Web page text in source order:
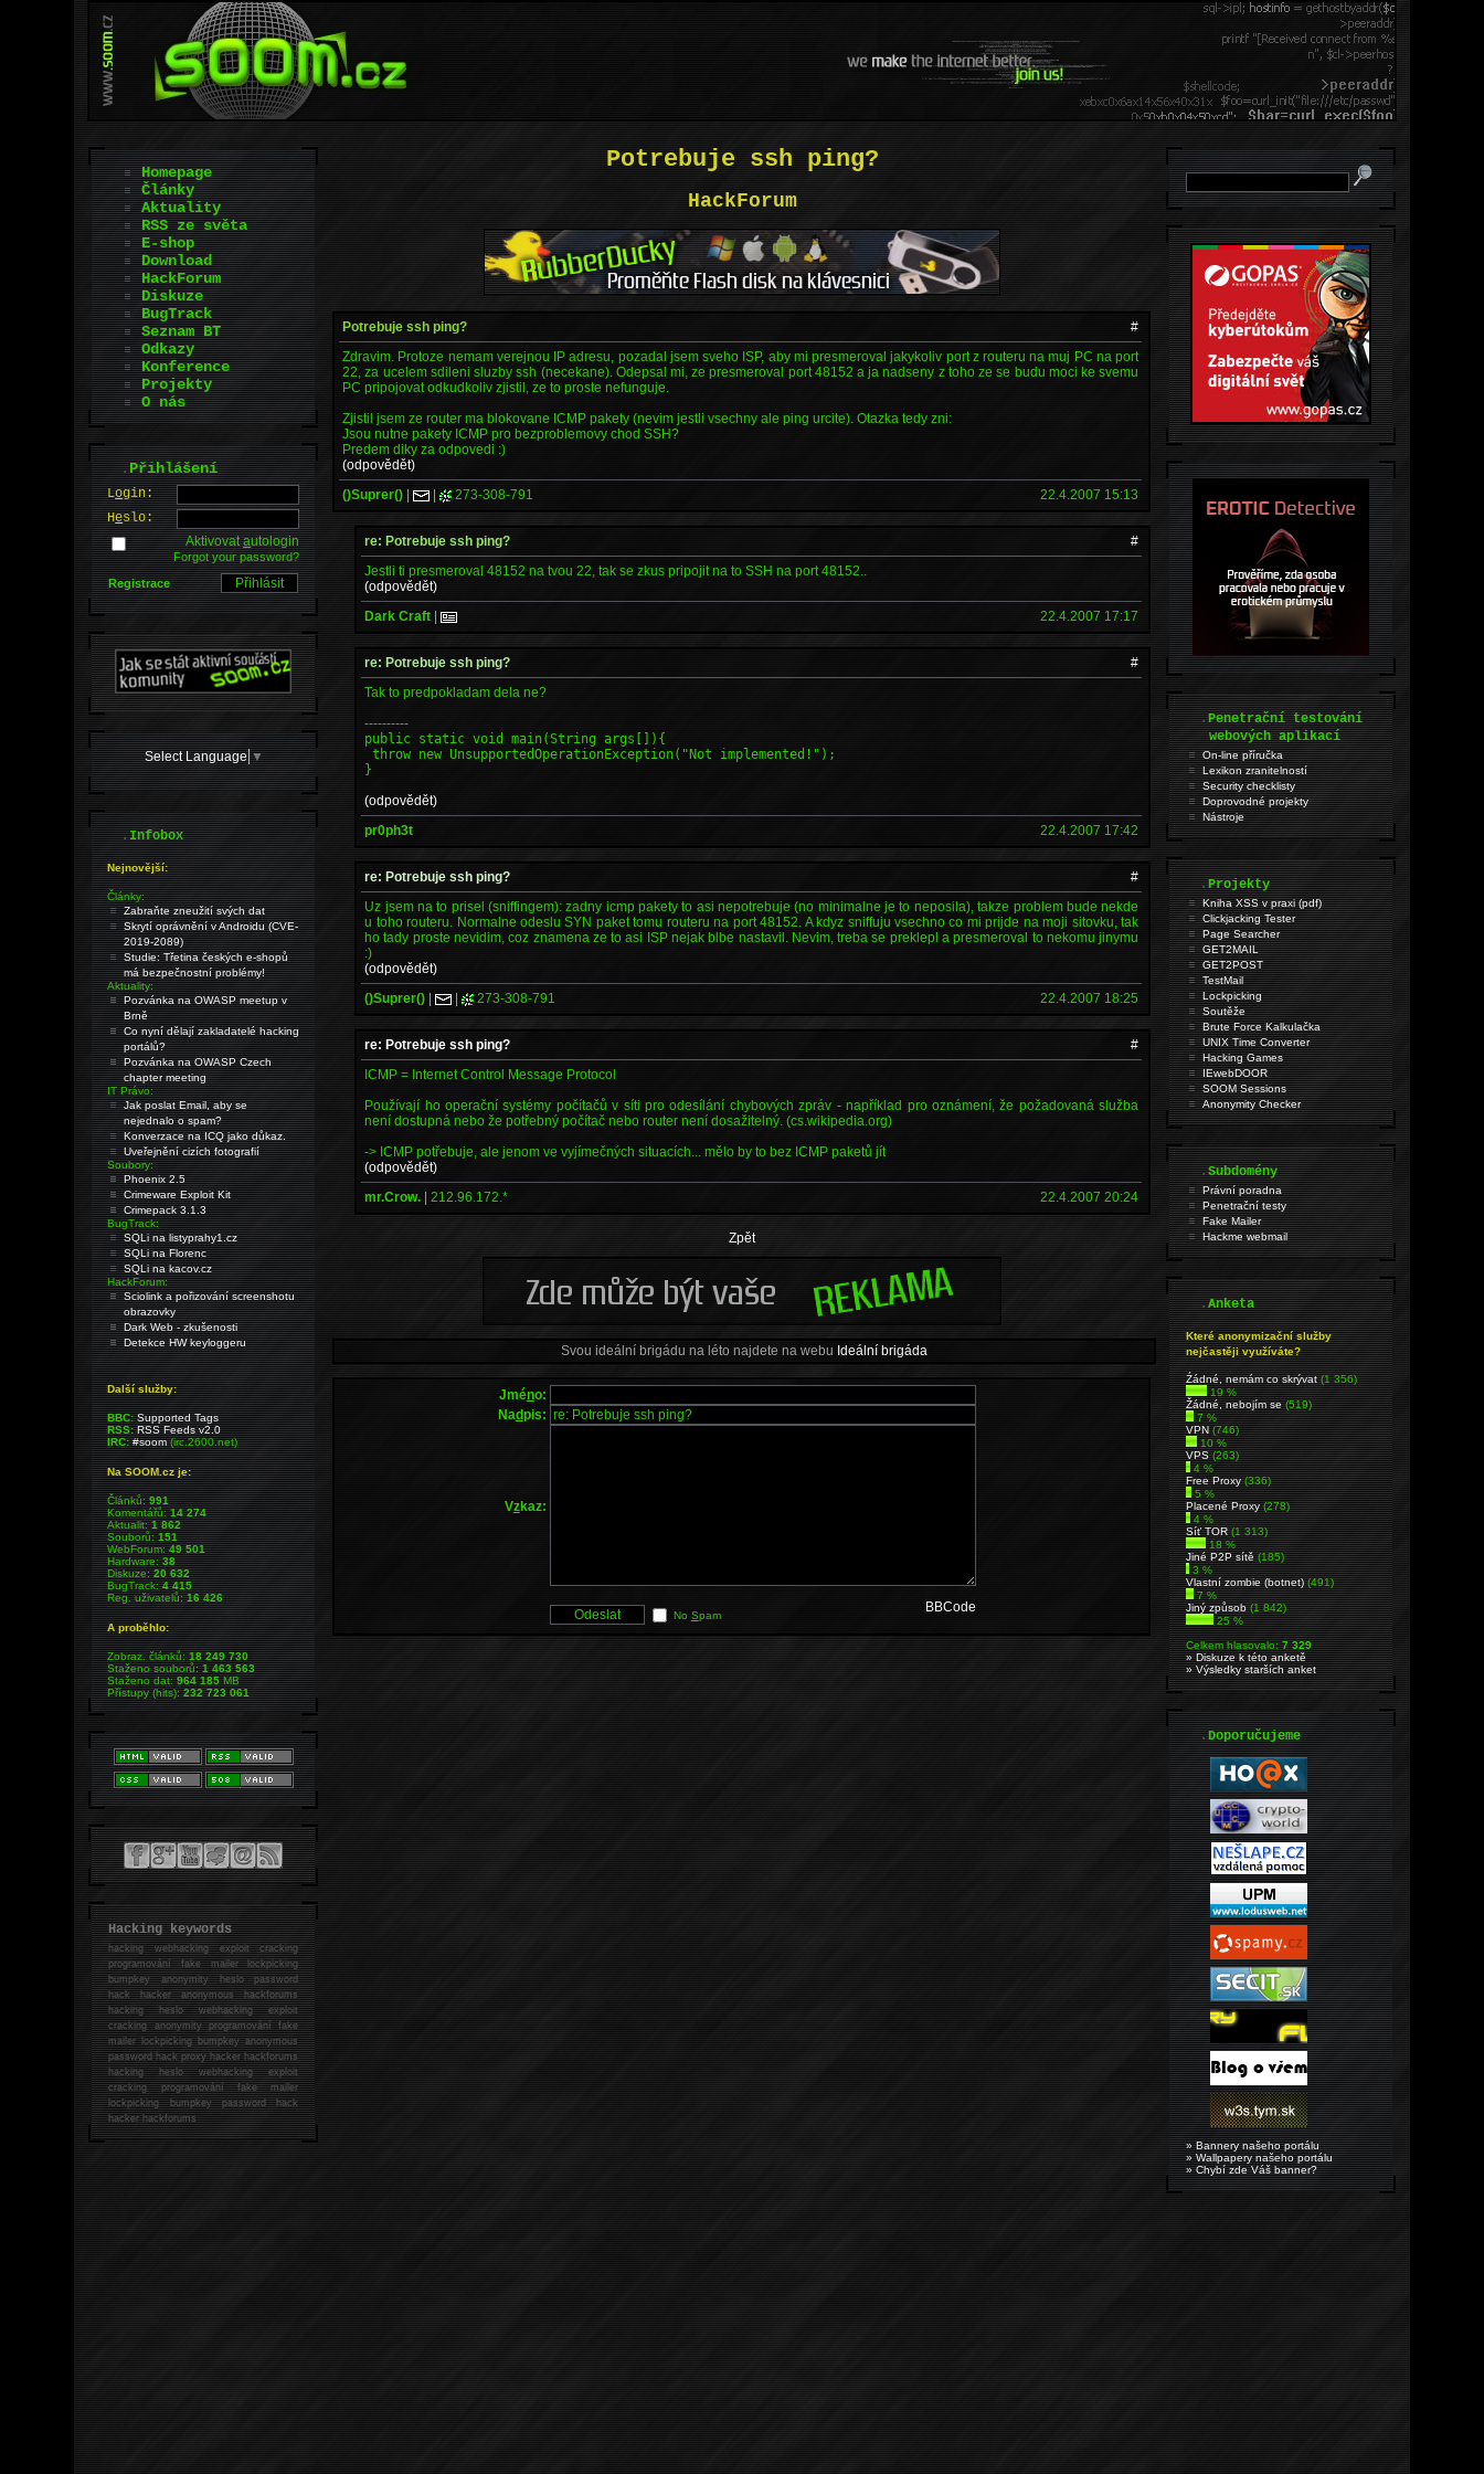
Potrebuje ssh ping?
HackForum
Potrebuje ssh ping?
#
Zdravim. Protoze nemam verejnou IP adresu, pozadal jsem sveho ISP, aby mi presmeroval jakykoliv port z routeru na muj PC na port
22, za ucelem sdileni sluzby ssh (necekane). Odepsal mi, ze presmeroval port 48152 a ja nadseny z toho ze se budu moci ke svemu
PC pripojovat odkudkoliv zjistil, ze to proste nefunguje.
Zjistil jsem ze router ma blokovane ICMP pakety (nevim jestli vsechny ale ping urcite). Otazka tedy zni:
Jsou nutne pakety ICMP pro bezproblemovy chod SSH?
Predem diky za odpovedi :)
(odpovědět)
()Suprer() | | 273-308-791 22.4.2007 15:13
re: Potrebuje ssh ping?
#
Jestli ti presmeroval 48152 na tvou 22, tak se zkus pripojit na to SSH na port 48152..
(odpovědět)
Dark Craft | 22.4.2007 17:17
re: Potrebuje ssh ping?
#
Tak to predpokladam dela ne?
----------
public static void main(String args[]){
throw new UnsupportedOperationException("Not implemented!");
}
(odpovědět)
pr0ph3t
22.4.2007 17:42
re: Potrebuje ssh ping?
#
Uz jsem na to prisel (sniffingem): zadny icmp pakety to asi nepotrebuje (no minimalne je to neposila), takze problem bude nekde
u toho routeru. Normalne odeslu SYN paket tomu routeru na port 48152. A kdyz sniffuju vsechno co mi prijde na moji sitovku, tak
ho tady proste nevidim, coz znamena ze to asi ISP nejak blbe nastavil. Nevim, treba se preklepl a presmeroval to nekomu jinymu
:)
(odpovědět)
()Suprer() | | 273-308-791 22.4.2007 18:25
re: Potrebuje ssh ping?
#
ICMP = Internet Control Message Protocol
Používají ho operační systémy počítačů v síti pro odesílání chybových zpráv - například pro oznámení, že požadovaná služba
není dostupná nebo že potřebný počítač nebo router není dosažitelný. (cs.wikipedia.org)
-> ICMP potřebuje, ale jenom ve vyjímečných situacích... mělo by to bez ICMP paketů jít
(odpovědět)
mr.Crow. |212.96.172.* 22.4.2007 20:24
Zpět
Svou ideální brigádu na léto najdete na webu Ideální brigáda
Jméno:
Nadpis:
Vzkaz:
No Spam
BBCode
Homepage
Články
Aktuality
RSS ze světa
E-shop
Download
HackForum
Diskuze
BugTrack
Seznam BT
Odkazy
Konference
Projekty
O nás
.Přihlášení
Login:
Heslo:
Aktivovatautologin
Forgot your password?
Registrace
Select Language ▼
.Infobox
Nejnovější:
Články:
Zabraňte zneužití svých dat
Skrytí oprávnění v Androidu (CVE-
2019-2089)
Studie: Třetina českých e-shopů
má bezpečnostní problémy!
Aktuality:
Pozvánka na OWASP meetup v
Brně
Co nyní dělají zakladatelé hacking
portálů?
Pozvánka na OWASP Czech
chapter meeting
IT Právo:
Jak poslat Email, aby se
nejednalo o spam?
Konverzace na ICQ jako důkaz.
Uveřejnění cizích fotografií
Soubory:
Phoenix 2.5
Crimeware Exploit Kit
Crimepack 3.1.3
BugTrack:
SQLi na listyprahy1.cz
SQLi na Florenc
SQLi na kacov.cz
HackForum:
Sciolink a pořizování screenshotu
obrazovky
Dark Web - zkušenosti
Detekce HW keyloggeru
Další služby:
BBC: Supported Tags
RSS: RSS Feeds v2.0
IRC: #soom(irc.2600.net)
Na SOOM.cz je:
Článků:991
Komentářů:14 274
Aktualit:1 862
Souborů:151
WebForum:49 501
Hardware:38
Diskuze:20 632
BugTrack:4 415
Reg. uživatelů:16 426
A proběhlo:
Zobraz. článků:18 249 730
Staženo souborů:1 463 563
Staženo dat:964 185MB
Přístupy (hits):232 723 061
Hacking keywords
hackingwebhacking exploit cracking
programování fake mailer lockpicking
bumpkey anonymity heslo password
hackhacker anonymous hackforums
hackingheslo webhacking exploit
cracking anonymity programování fake
mailer lockpicking bumpkey anonymous
password hack proxy hacker hackforums
hacking heslo webhacking exploit
cracking programování fake mailer
lockpicking bumpkey password hack
hackerhackforums
.Penetrační testování
webových aplikací
On-line příručka
Lexikon zranitelností
Security checklisty
Doprovodné projekty
Nástroje
.Projekty
Kniha XSS v praxi (pdf)
Clickjacking Tester
Page Searcher
GET2MAIL
GET2POST
TestMail
Lockpicking
Soutěže
Brute Force Kalkulačka
UNIX Time Converter
Hacking Games
IEwebDOOR
SOOM Sessions
Anonymity Checker
.Subdomény
Právní poradna
Penetrační testy
Fake Mailer
Hackme webmail
.Anketa
Které anonymizační služby
nejčastěji využíváte?
Źádné, nemám co skrývat(1 356)
19 %
Žádné, nebojím se(519)
7 %
VPN(746)
10 %
VPS(263)
4 %
Free Proxy(336)
5 %
Placené Proxy(278)
4 %
Síť TOR(1 313)
18 %
Jiné P2P sítě(185)
3 %
Vlastní zombie (botnet)(491)
7 %
Jiný způsob(1 842)
25 %
Celkem hlasovalo:7 329
» Diskuze k této anketě
» Výsledky starších anket
.Doporučujeme
» Bannery našeho portálu
» Wallpapery našeho portálu
» Chybí zde Váš banner?